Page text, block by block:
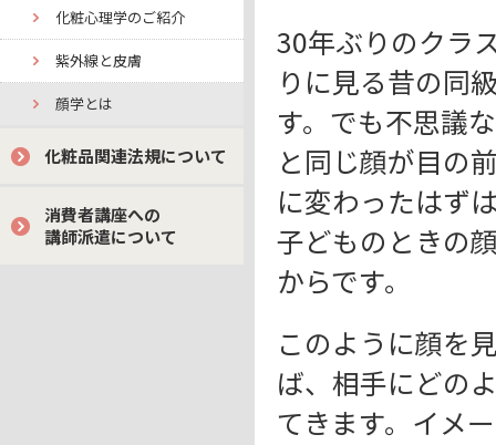
化粧心理学のご紹介
紫外線と皮膚
顔学とは
化粧品関連法規について
消費者講座への
講師派遣について
30年ぶりのクラ
りに見る昔の同
す。でも不思議
と同じ顔が目の
に変わったはず
子どものときの
からです。
このように顔を
ば、相手にどの
てきます。イメ